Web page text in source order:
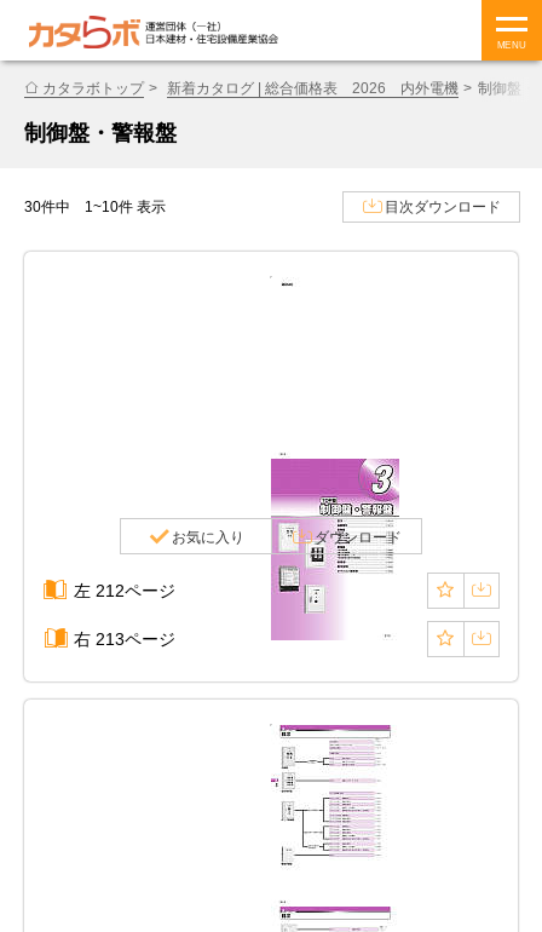
MENU
カタラボトップ 新着カタログ | 総合価格表 2026 内外電機 制御盤・
制御盤・警報盤
30件中 1~10件 表示 目次ダウンロード
お気に入り ダウンロード
左 212ページ
右 213ページ